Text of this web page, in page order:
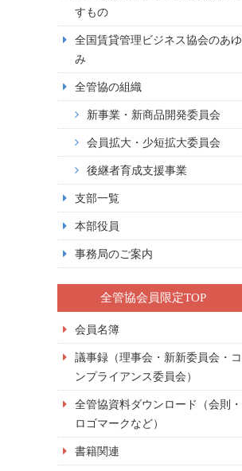
すもの
全国賃貸管理ビジネス協会のあゆ
み
全管協の組織
新事業・新商品開発委員会
会員拡大・少短拡大委員会
後継者育成支援事業
支部一覧
本部役員
事務局のご案内
全管協会員限定TOP
会員名簿
議事録（理事会・新新委員会・コ
ンプライアンス委員会）
全管協資料ダウンロード（会則・
ロゴマークなど）
書籍関連